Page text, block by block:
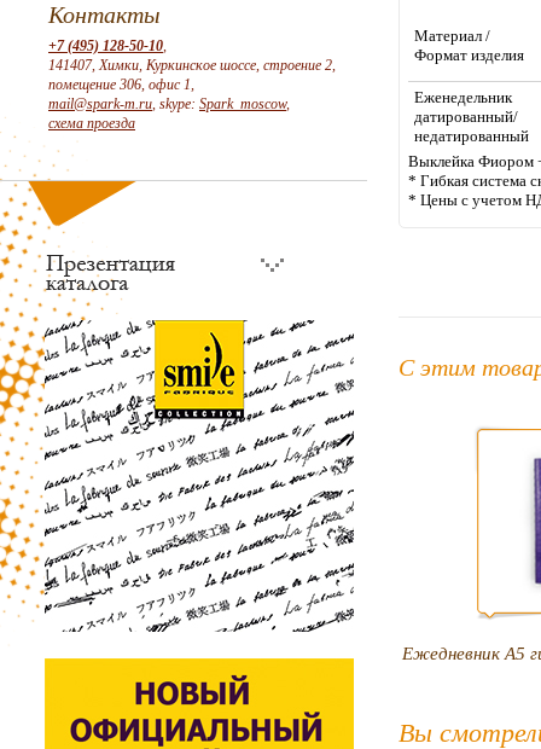
Контакты
+7 (495) 128-50-10,
141407, Химки, Куркинское шоссе, строение 2,
помещение 306, офис 1,
mail@spark-m.ru, skype: Spark_moscow,
схема проезда
Материал /
Формат изделия
Еженедельник
датированный/
недатированный
Выклейка Фиором
* Гибкая система
* Цены с учетом
С этим
Ежедневник А5
Вы